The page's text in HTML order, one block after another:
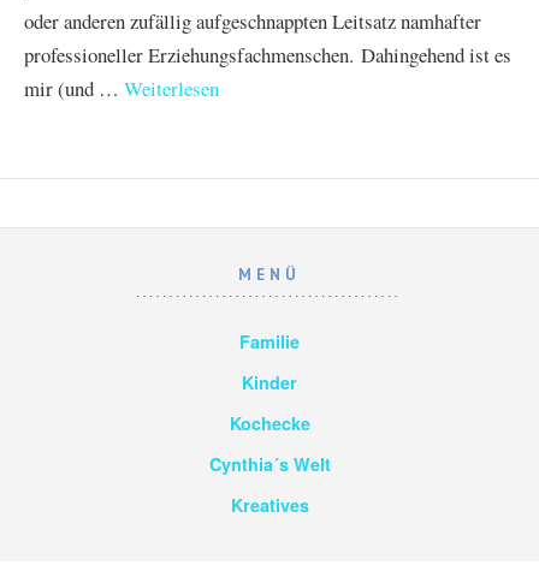
oder anderen zufällig aufgeschnappten Leitsatz namhafter
professioneller Erziehungsfachmenschen. Dahingehend ist es
mir (und … Weiterlesen
MENÜ
Familie
Kinder
Kochecke
Cynthia´s Welt
Kreatives